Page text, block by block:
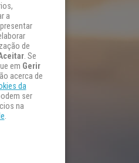
a
de
. Se
em Gerir
acerca de
da
ser
na
.